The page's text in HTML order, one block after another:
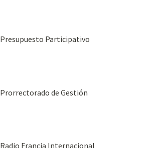
Presupuesto Participativo
Prorrectorado de Gestión
Radio Francia Internacional